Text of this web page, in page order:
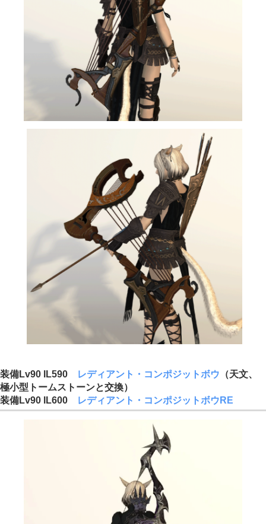
装備Lv90 IL590 レディアント・コンポジットボウ （天文、
極小型トームストーンと交換）
装備Lv90 IL600
レディアント・コンポジットボウRE